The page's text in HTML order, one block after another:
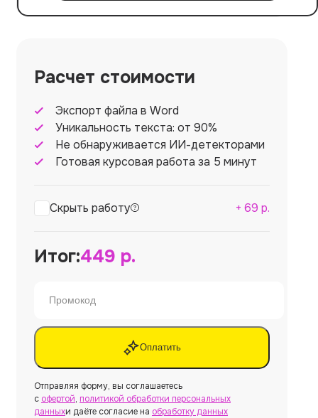
Расчет стоимости
Экспорт файла в Word
Уникальность текста: от 90%
Не обнаруживается ИИ-детекторами
Готовая курсовая работа за 5 минут
Скрыть работу + 69 р.
Итог:449 р.
Оплатить
Отправляя форму, вы соглашаетесь
с офертой, политикой обработки персональных
данныхи даёте согласие на обработку данных